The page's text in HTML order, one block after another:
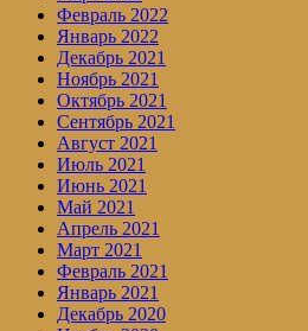
Февраль 2022
Январь 2022
Декабрь 2021
Ноябрь 2021
Октябрь 2021
Сентябрь 2021
Август 2021
Июль 2021
Июнь 2021
Май 2021
Апрель 2021
Март 2021
Февраль 2021
Январь 2021
Декабрь 2020